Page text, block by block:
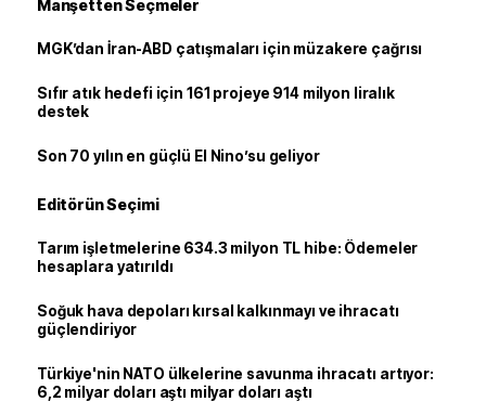
Manşetten Seçmeler
MGK’dan İran-ABD çatışmaları için müzakere çağrısı
Sıfır atık hedefi için 161 projeye 914 milyon liralık
destek
Son 70 yılın en güçlü El Nino’su geliyor
Editörün Seçimi
Tarım işletmelerine 634.3 milyon TL hibe: Ödemeler
hesaplara yatırıldı
Soğuk hava depoları kırsal kalkınmayı ve ihracatı
güçlendiriyor
Türkiye'nin NATO ülkelerine savunma ihracatı artıyor:
6,2 milyar doları aştı milyar doları aştı